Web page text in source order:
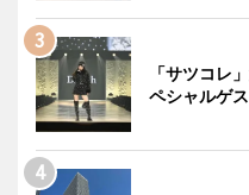
「サツコレ
ペシャルゲ